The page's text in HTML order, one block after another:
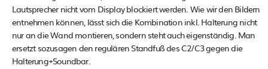
Lautsprecher nicht vom Display blockiert werden. Wie wir den Bildern
entnehmen können, lässt sich die Kombination inkl. Halterung nicht
nur an die Wand montieren, sondern steht auch eigenständig. Man
ersetzt sozusagen den regulären Standfuß des C2/C3 gegen die
Halterung+Soundbar.